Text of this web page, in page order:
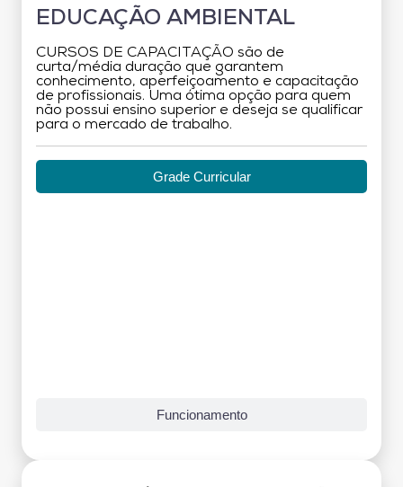
EDUCAÇÃO AMBIENTAL
CURSOS DE CAPACITAÇÃO são de
curta/média duração que garantem
conhecimento, aperfeiçoamento e capacitação
de profissionais. Uma ótima opção para quem
não possui ensino superior e deseja se qualificar
para o mercado de trabalho.
Grade Curricular
Funcionamento